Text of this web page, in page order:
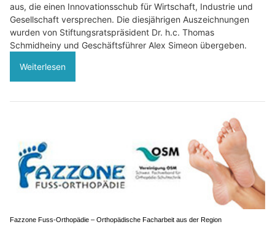
aus, die einen Innovationsschub für Wirtschaft, Industrie und
Gesellschaft versprechen. Die diesjährigen Auszeichnungen
wurden von Stiftungsratspräsident Dr. h.c. Thomas
Schmidheiny und Geschäftsführer Alex Simeon übergeben.
Weiterlesen
Fazzone Fuss-Orthopädie – Orthopädische Facharbeit aus der Region